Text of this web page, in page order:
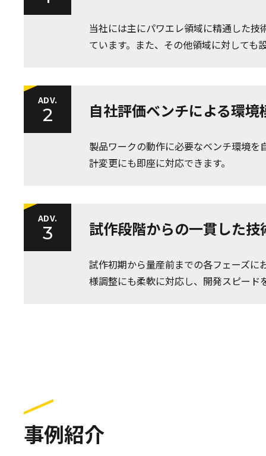
当社には主にパワエレ領域に精通した
ています。また、その他領域に対しても
ADV.
2 自社評価ベンチによる環境
製品ワークの動作に必要なベンチ環境
計変更にも即座に対応できます。
ADV.
3 試作段階からの一貫した技
試作初期から量産前までの各フェーズ
様調整にも柔軟に対応し、開発スピード
事例紹介